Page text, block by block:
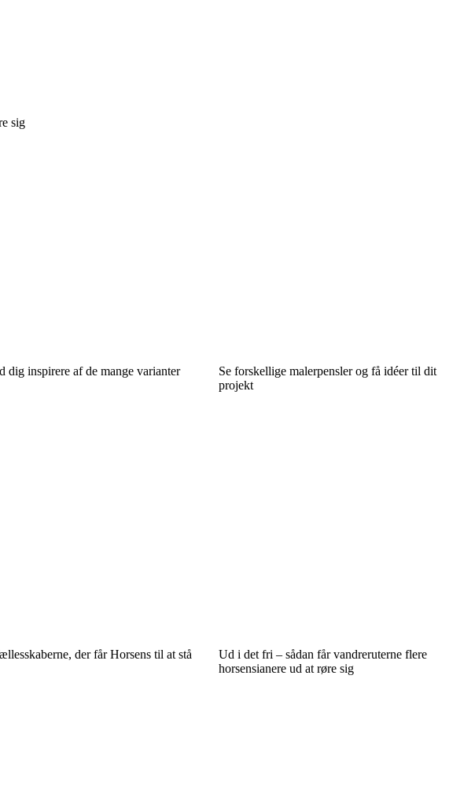
sig
dig inspirere af de mange varianter
Se forskellige malerpensler og få idéer til dit
projekt
der får Horsens til at stå
Ud i det fri – sådan får vandreruterne flere
horsensianere ud at røre sig